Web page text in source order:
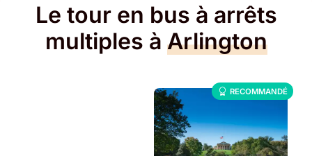
Le tour en bus à arrêts
multiples à Arlington
RECOMMANDÉ